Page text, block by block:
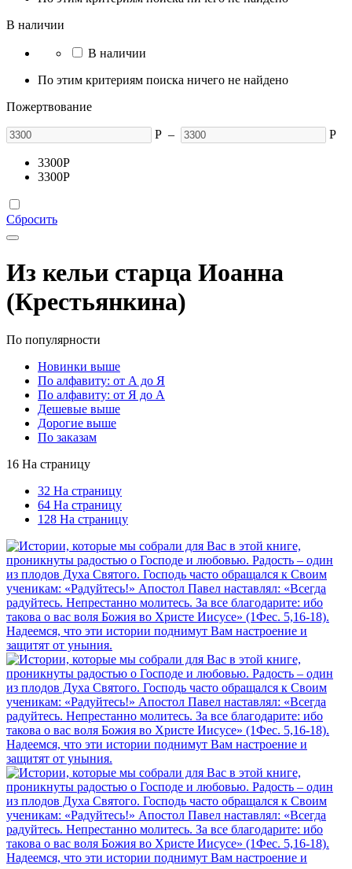
В наличии
В наличии
По этим критериям поиска ничего не найдено
Пожертвование
Р – Р
3300Р
3300Р
Сбросить
Из кельи старца Иоанна
(Крестьянкина)
По популярности
Новинки выше
По алфавиту: от А до Я
По алфавиту: от Я до А
Дешевые выше
Дорогие выше
По заказам
16 На страницу
32 На страницу
64 На страницу
128 На страницу